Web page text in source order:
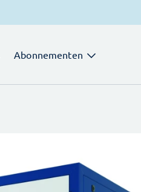
Abonnementen